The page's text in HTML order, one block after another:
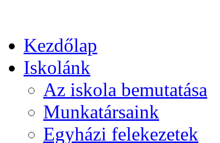
Kezdőlap
Iskolánk
Az iskola bemutatása
Munkatársaink
Egyházi felekezetek